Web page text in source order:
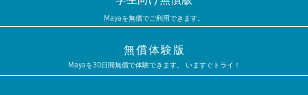
Mayaを無償でご利用できます。
無償体験版
Mayaを30日間無償で体験できます。 いますぐトライ！